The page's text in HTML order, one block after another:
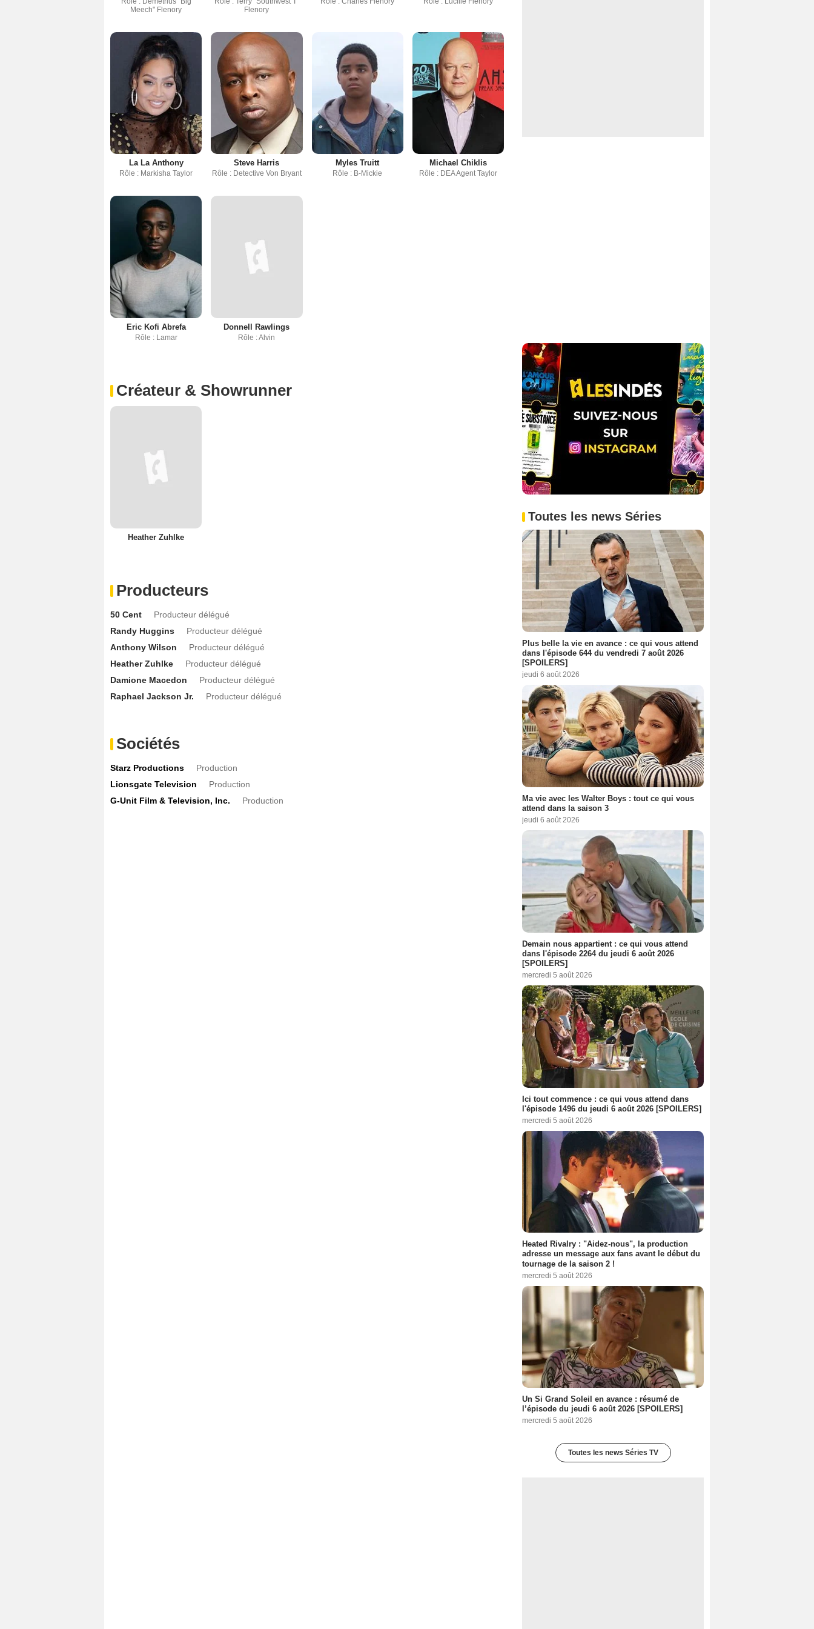
Meech" Flenory
Flenory
La La Anthony
Rôle : Markisha Taylor
Steve Harris
Rôle : Detective Von Bryant
Myles Truitt
Rôle : B-Mickie
Michael Chiklis
Rôle : DEA Agent Taylor
Eric Kofi Abrefa
Rôle : Lamar
Donnell Rawlings
Rôle : Alvin
Créateur & Showrunner
Heather Zuhlke
Producteurs
50 Cent
Producteur délégué
Randy Huggins
Producteur délégué
Anthony Wilson
Producteur délégué
Heather Zuhlke
Producteur délégué
Damione Macedon
Producteur délégué
Raphael Jackson Jr.
Producteur délégué
Sociétés
Starz Productions
Production
Lionsgate Television
Production
G-Unit Film & Television, Inc.
Production
Toutes les news Séries
Plus belle la vie en avance : ce qui vous attend
dans l'épisode 644 du vendredi 7 août 2026
[SPOILERS]
jeudi 6 août 2026
Ma vie avec les Walter Boys : tout ce qui vous
attend dans la saison 3
jeudi 6 août 2026
Demain nous appartient : ce qui vous attend
dans l'épisode 2264 du jeudi 6 août 2026
[SPOILERS]
mercredi 5 août 2026
Ici tout commence : ce qui vous attend dans
l'épisode 1496 du jeudi 6 août 2026 [SPOILERS]
mercredi 5 août 2026
Heated Rivalry : "Aidez-nous", la production
adresse un message aux fans avant le début du
tournage de la saison 2 !
mercredi 5 août 2026
Un Si Grand Soleil en avance : résumé de
l’épisode du jeudi 6 août 2026 [SPOILERS]
mercredi 5 août 2026
Toutes les news Séries TV